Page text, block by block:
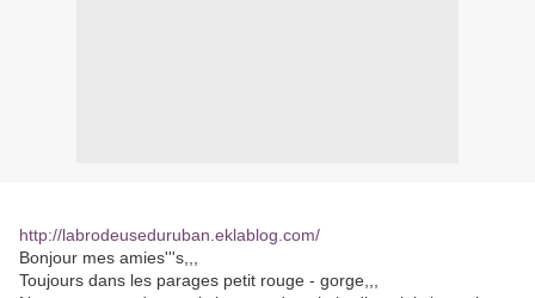
http://labrodeuseduruban.eklablog.com/
Bonjour mes amies'''s,,,
Toujours dans les parages petit rouge - gorge,,,